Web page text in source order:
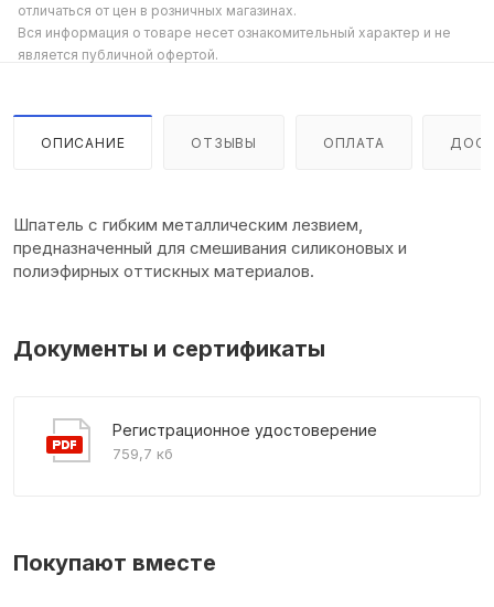
отличаться от цен в розничных магазинах.
Вся информация о товаре несет ознакомительный характер и не
является публичной офертой.
ОПИСАНИЕ ОТЗЫВЫ ОПЛАТА
Шпатель с гибким металлическим лезвием,
предназначенный для смешивания силиконовых и
полиэфирных оттискных материалов.
Документы и сертификаты
Регистрационное удостоверение
759,7 кб
Покупают вместе